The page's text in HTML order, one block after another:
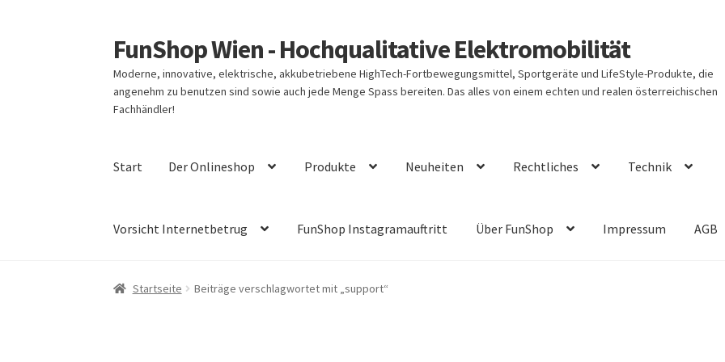
Zur
Navigation
springen
Zum
Inhalt
springen
FunShop Wien - Hochqualitative Elektromobilität
Moderne, innovative, elektrische, akkubetriebene HighTech-Fortbewegungsmittel, Sportgeräte und LifeStyle-Produkte, die
angenehm zu benutzen sind sowie auch jede Menge Spass bereiten. Das alles von einem echten und realen österreichischen
Fachhändler!
Start Der Onlineshop Produkte Neuheiten Rechtliches Technik
Vorsicht Internetbetrug FunShop Instagramauftritt Über FunShop Impressum AGB
Startseite Beiträge verschlagwortet mit „support“